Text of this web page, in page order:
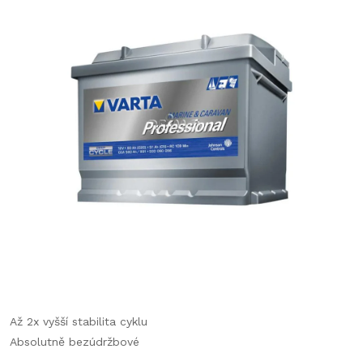
Až 2x vyšší stabilita cyklu
Absolutně bezúdržbové